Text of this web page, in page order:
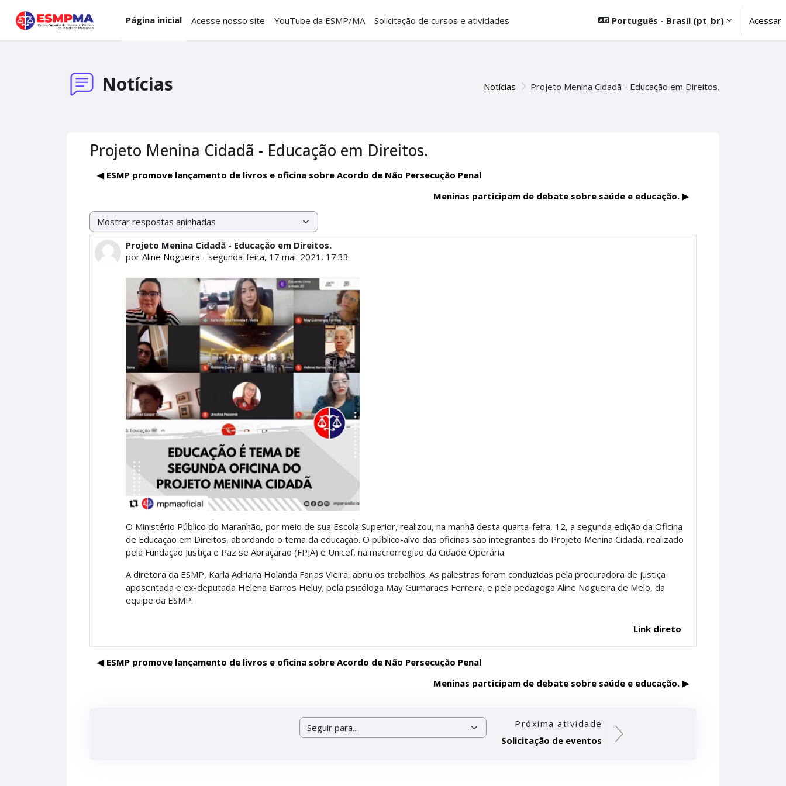
Página inicial
Acesse nosso site YouTube da ESMP/MA Solicitação de cursos e atividades Português - Brasil ‎(pt_br)‎ Acessar
Notícias Notícias Projeto Menina Cidadã - Educação em Direitos.
Projeto Menina Cidadã - Educação em Direitos.
◀︎ ESMP promove lançamento de livros e oficina sobre Acordo de Não Persecução Penal
Meninas participam de debate sobre saúde e educação. ▶︎
Modo de visualização
Projeto Menina Cidadã - Educação em Direitos.
por Aline Nogueira - segunda-feira, 17 mai. 2021, 17:33
Número de respostas: 0
O Ministério Público do Maranhão, por meio de sua Escola Superior, realizou, na manhã desta quarta-feira, 12, a segunda edição da Oficina
de Educação em Direitos, abordando o tema da educação. O público-alvo das oficinas são integrantes do Projeto Menina Cidadã, realizado
pela Fundação Justiça e Paz se Abraçarão (FPJA) e Unicef, na macrorregião da Cidade Operária.
A diretora da ESMP, Karla Adriana Holanda Farias Vieira, abriu os trabalhos. As palestras foram conduzidas pela procuradora de justiça
aposentada e ex-deputada Helena Barros Heluy; pela psicóloga May Guimarães Ferreira; e pela pedagoga Aline Nogueira de Melo, da
equipe da ESMP.
Link direto
◀︎ ESMP promove lançamento de livros e oficina sobre Acordo de Não Persecução Penal
Meninas participam de debate sobre saúde e educação. ▶︎
Seguir para...
Próxima atividade
Solicitação de eventos